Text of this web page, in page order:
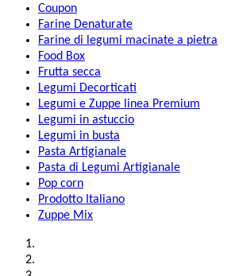
Coupon
Farine Denaturate
Farine di legumi macinate a pietra
Food Box
Frutta secca
Legumi Decorticati
Legumi e Zuppe linea Premium
Legumi in astuccio
Legumi in busta
Pasta Artigianale
Pasta di Legumi Artigianale
Pop corn
Prodotto Italiano
Zuppe Mix